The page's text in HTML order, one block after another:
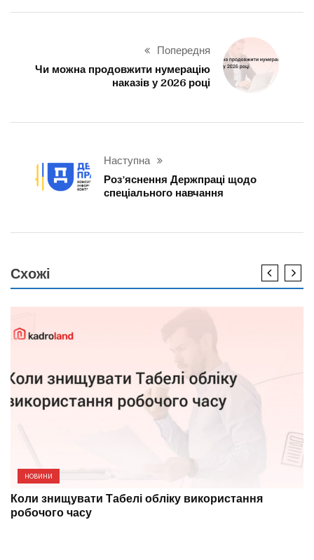
Попередня
Чи можна продовжити нумерацію
наказів у 2026 році
Наступна
Роз’яснення Держпраці щодо
спеціального навчання
Схожі
НОВИНИ
Коли знищувати Табелі обліку використання
робочого часу